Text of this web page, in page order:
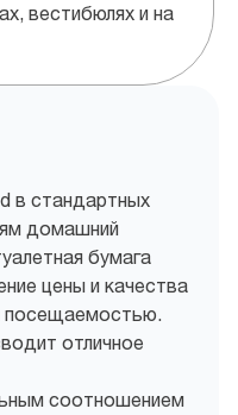
вестибюлях и на
в стандартных
домашний
бумага
цены и качества
посещаемостью.
отличное
соотношением